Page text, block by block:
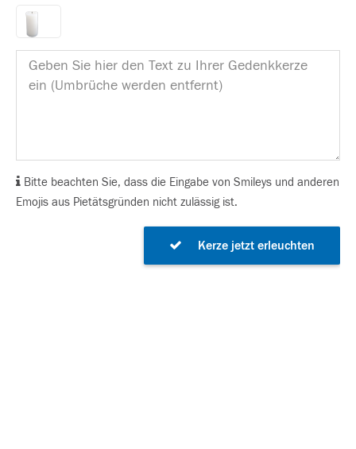
Bitte beachten Sie, dass die Eingabe von Smileys und anderen
Emojis aus Pietätsgründen nicht zulässig ist.
Kerze jetzt erleuchten